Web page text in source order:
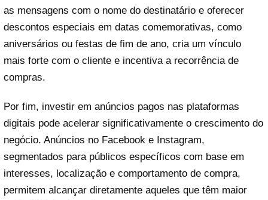
as mensagens com o nome do destinatário e oferecer
descontos especiais em datas comemorativas, como
aniversários ou festas de fim de ano, cria um vínculo
mais forte com o cliente e incentiva a recorrência de
compras.
Por fim, investir em anúncios pagos nas plataformas
digitais pode acelerar significativamente o crescimento do
negócio. Anúncios no Facebook e Instagram,
segmentados para públicos específicos com base em
interesses, localização e comportamento de compra,
permitem alcançar diretamente aqueles que têm maior